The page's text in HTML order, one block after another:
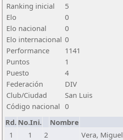
Ranking inicial
5
Elo
0
Elo nacional
0
Elo internacional 0
Performance
1141
Puntos
1
Puesto
4
Federación
DIV
Club/Ciudad
San Luis
Código nacional 0
Rd. No.Ini. Nombre
1
1 2 Vera, Miguel